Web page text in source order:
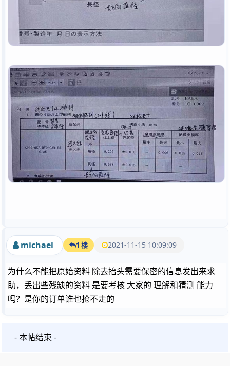
michael 1 楼 2021-11-15 10:09:09
为什么不能把原始资料 除去抬头需要保密的信息发出来求
助，丢出些残缺的资料 是要考核 大家的 理解和猜测 能力
吗？是你的订单谁也抢不走的
- 本帖结束 -